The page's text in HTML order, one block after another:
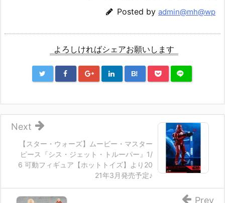
Posted by admin@mh@wp
よろしければシェアお願いします
B!
【スター・ウォーズ】ムービー・マスター
ピース『シス・ジェット・トルーパー』1/
6 可動フィギュア【ホットトイズ】より20
21年3月発売予定♪
Next
Prev